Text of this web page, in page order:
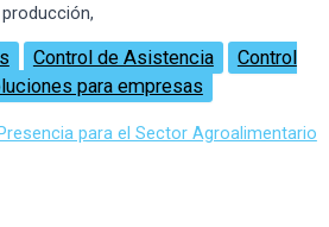
Control de Asistencia
Control
para empresas
para el Sector Agroalimentario